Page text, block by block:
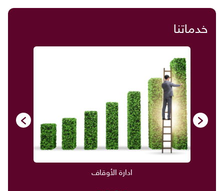
خدماتنا
ادارة الأوقاف